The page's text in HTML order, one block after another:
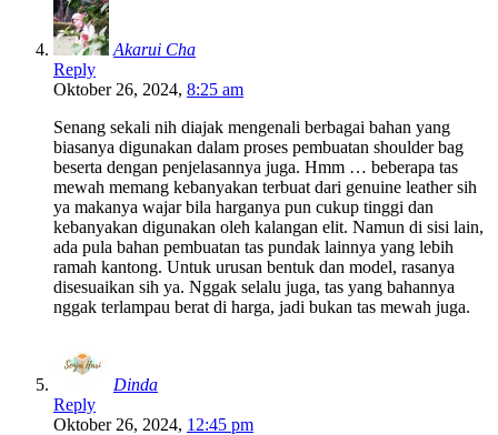
Akarui Cha
Reply
Oktober 26, 2024, 8:25 am
Senang sekali nih diajak mengenali berbagai bahan yang
biasanya digunakan dalam proses pembuatan shoulder bag
beserta dengan penjelasannya juga. Hmm … beberapa tas
mewah memang kebanyakan terbuat dari genuine leather sih
ya makanya wajar bila harganya pun cukup tinggi dan
kebanyakan digunakan oleh kalangan elit. Namun di sisi lain,
ada pula bahan pembuatan tas pundak lainnya yang lebih
ramah kantong. Untuk urusan bentuk dan model, rasanya
disesuaikan sih ya. Nggak selalu juga, tas yang bahannya
nggak terlampau berat di harga, jadi bukan tas mewah juga.
Dinda
Reply
Oktober 26, 2024, 12:45 pm